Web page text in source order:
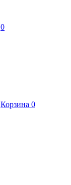
0
Корзина 0